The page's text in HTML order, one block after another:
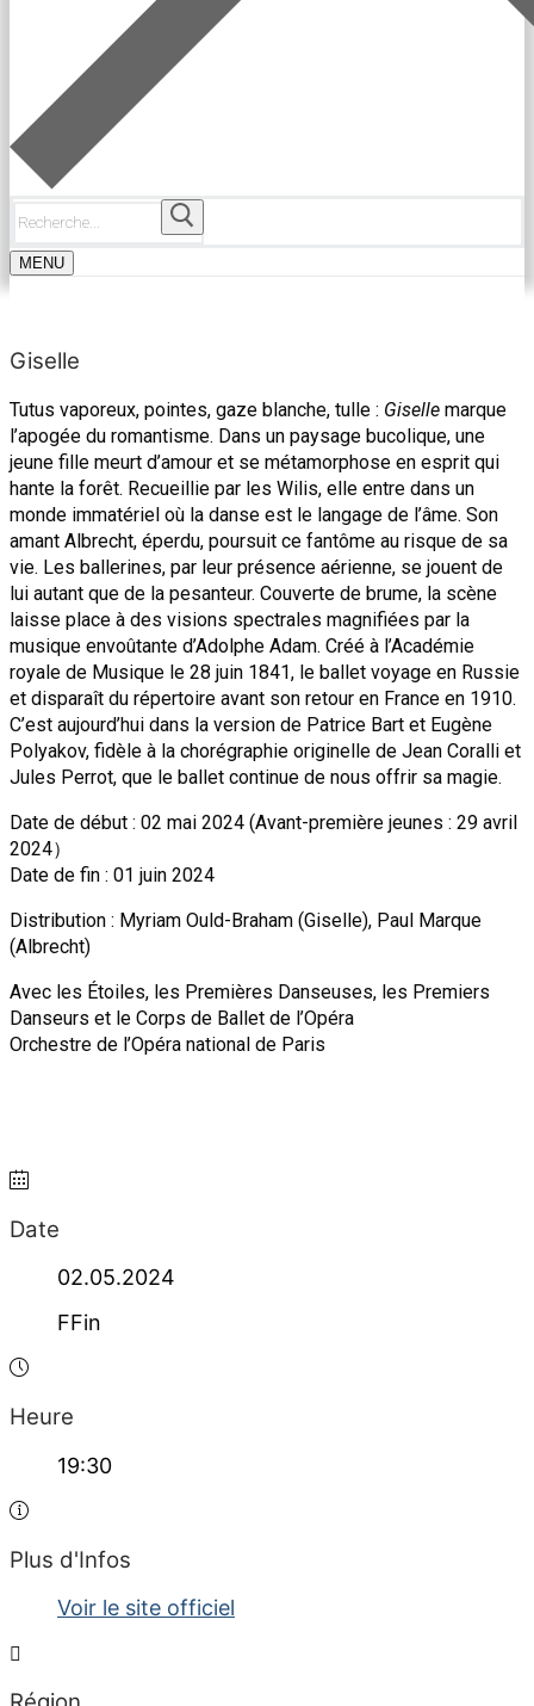
Rechercher
MENU
Giselle
Tutus vaporeux, pointes, gaze blanche, tulle : Giselle marque
l’apogée du romantisme. Dans un paysage bucolique, une
jeune fille meurt d’amour et se métamorphose en esprit qui
hante la forêt. Recueillie par les Wilis, elle entre dans un
monde immatériel où la danse est le langage de l’âme. Son
amant Albrecht, éperdu, poursuit ce fantôme au risque de sa
vie. Les ballerines, par leur présence aérienne, se jouent de
lui autant que de la pesanteur. Couverte de brume, la scène
laisse place à des visions spectrales magnifiées par la
musique envoûtante d’Adolphe Adam. Créé à l’Académie
royale de Musique le 28 juin 1841, le ballet voyage en Russie
et disparaît du répertoire avant son retour en France en 1910.
C’est aujourd’hui dans la version de Patrice Bart et Eugène
Polyakov, fidèle à la chorégraphie originelle de Jean Coralli et
Jules Perrot, que le ballet continue de nous offrir sa magie.
Date de début : 02 mai 2024 (Avant-première jeunes : 29 avril
2024）
Date de fin : 01 juin 2024
Distribution : Myriam Ould-Braham (Giselle), Paul Marque
(Albrecht)
Avec les Étoiles, les Premières Danseuses, les Premiers
Danseurs et le Corps de Ballet de l’Opéra
Orchestre de l’Opéra national de Paris
Date
02.05.2024
FFin
Heure
19:30
Plus d'Infos
Voir le site officiel